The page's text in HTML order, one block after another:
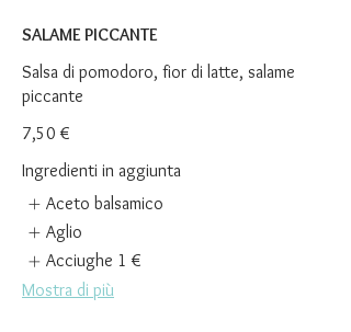
SALAME PICCANTE
Salsa di pomodoro, fior di latte, salame
piccante
7,50 €
Ingredienti in aggiunta
Aceto balsamico
Aglio
Acciughe 1 €
Mostra di più